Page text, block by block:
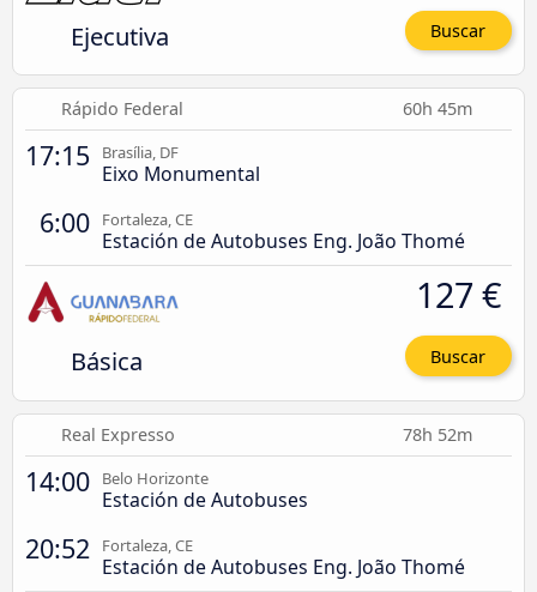
Ejecutiva Buscar
Rápido Federal 60h 45m
17:15 Brasília, DF
Eixo Monumental
6:00 Fortaleza, CE
Estación de Autobuses Eng. João Thomé
Básica
127 €
Buscar
Real Expresso 78h 52m
14:00 Belo Horizonte
Estación de Autobuses
20:52 Fortaleza, CE
Estación de Autobuses Eng. João Thomé